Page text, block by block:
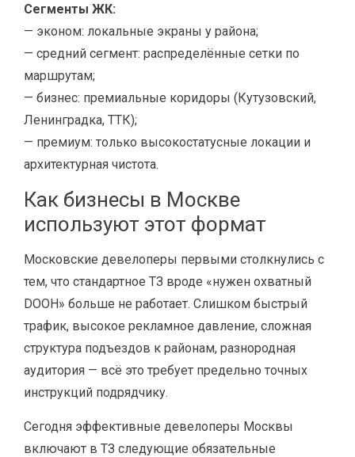
Сегменты ЖК:
— эконом: локальные экраны у района;
— средний сегмент: распределённые сетки по
маршрутам;
— бизнес: премиальные коридоры (Кутузовский,
Ленинградка, ТТК);
— премиум: только высокостатусные локации и
архитектурная чистота.
Как бизнесы в Москве
используют этот формат
Московские девелоперы первыми столкнулись с
тем, что стандартное ТЗ вроде «нужен охватный
DOOH» больше не работает. Слишком быстрый
трафик, высокое рекламное давление, сложная
структура подъездов к районам, разнородная
аудитория — всё это требует предельно точных
инструкций подрядчику.
Сегодня эффективные девелоперы Москвы
включают в ТЗ следующие обязательные